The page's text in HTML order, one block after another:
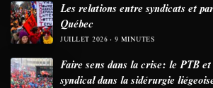
Les relations entre syndicats et
Québec
JUILLET 2026 9 MINUTES
Faire sens dans la crise: le PTB
syndical dans la sidérurgie